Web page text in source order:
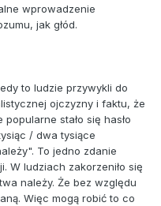
wprowadzenie
jak głód.
to ludzie przywykli do
ojczyzny i faktu, że
stało się hasło
/ dwa tysiące
To jedno zdanie
W ludziach zakorzeniło się
należy. Że bez względu
Więc mogą robić to co